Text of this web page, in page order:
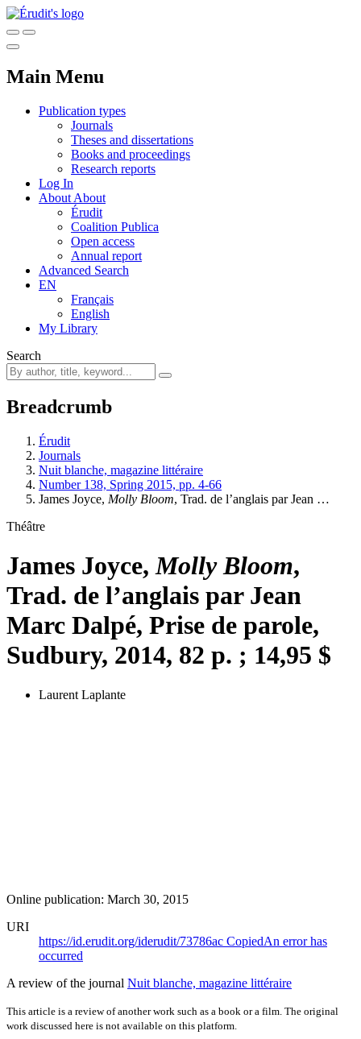
Main Menu
Publication types
Journals
Theses and dissertations
Books and proceedings
Research reports
Log In
About About
Érudit
Coalition Publica
Open access
Annual report
Advanced Search
EN
Français
English
My Library
Search
Breadcrumb
Érudit
Journals
Nuit blanche, magazine littéraire
Number 138, Spring 2015, pp. 4-66
James Joyce, Molly Bloom, Trad. de l’anglais par Jean …
Théâtre
James Joyce, Molly Bloom,
Trad. de l’anglais par Jean
Marc Dalpé, Prise de parole,
Sudbury, 2014, 82 p. ; 14,95 $
Laurent Laplante
Online publication: March 30, 2015
URI
https://id.erudit.org/iderudit/73786ac CopiedAn error has
occurred
A review of the journal Nuit blanche, magazine littéraire
This article is a review of another work such as a book or a film. The original
work discussed here is not available on this platform.